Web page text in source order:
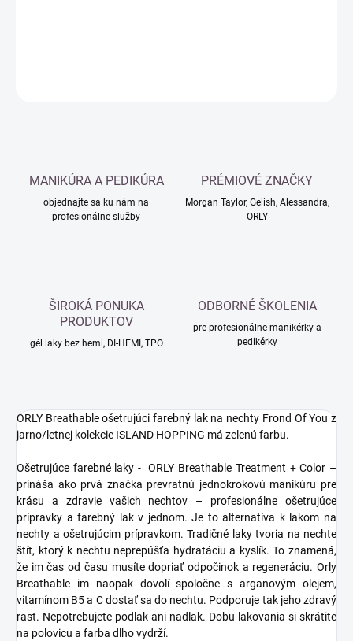
MANIKÚRA A PEDIKÚRA
objednajte sa ku nám na
profesionálne služby
PRÉMIOVÉ ZNAČKY
Morgan Taylor, Gelish, Alessandra,
ORLY
ŠIROKÁ PONUKA
PRODUKTOV
gél laky bez hemi, DI-HEMI, TPO
ODBORNÉ ŠKOLENIA
pre profesionálne manikérky a
pedikérky
ORLY Breathable ošetrujúci farebný lak na nechty Frond Of You z
jarno/letnej kolekcie ISLAND HOPPING má zelenú farbu.
Ošetrujúce farebné laky - ORLY Breathable Treatment + Color –
prináša ako prvá značka prevratnú jednokrokovú manikúru pre
krásu a zdravie vašich nechtov – profesionálne ošetrujúce
prípravky a farebný lak v jednom. Je to alternatíva k lakom na
nechty a ošetrujúcim prípravkom. Tradičné laky tvoria na nechte
štít, ktorý k nechtu neprepúšťa hydratáciu a kyslík. To znamená,
že im čas od času musíte dopriať odpočinok a regeneráciu. Orly
Breathable im naopak dovolí spoločne s arganovým olejem,
vitamínom B5 a C dostať sa do nechtu. Podporuje tak jeho zdravý
rast. Nepotrebujete podlak ani nadlak. Dobu lakovania si skrátite
na polovicu a farba dlho vydrží.